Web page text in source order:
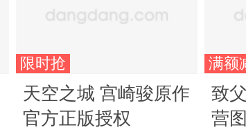
限时抢
天空之城 宫崎骏原作
官方正版授权
满额
致
营